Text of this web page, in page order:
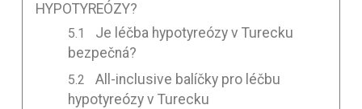
HYPOTYREÓZY?
Je léčba hypotyreózy v Turecku
bezpečná?
All-inclusive balíčky pro léčbu
hypotyreózy v Turecku